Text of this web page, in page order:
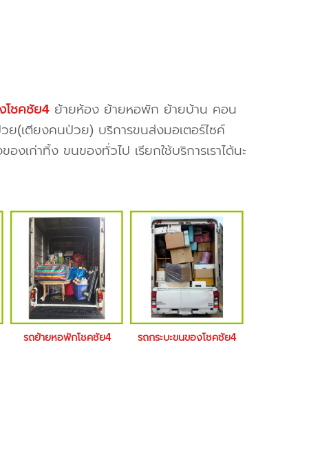
โชคชัย4ย้ายห้อง ย้ายหอพัก ย้ายบ้าน คอน
(เตียงคนป่วย) บริการขนส่งมอเตอร์ไซค์
ก่าทิ้ง ขนของทั่วไป เรียกใช้บริการเราได้นะ
รถย้ายหอพักโชคชัย4 รถกระบะขนของโชคชัย4